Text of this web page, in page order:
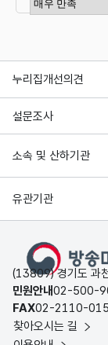
누리집개선의견
설문조사
소속 및 산하기관
유관기관
(13809) 경기도 과
민원안내02-500-
FAX02-2110-
찾아오시는 길